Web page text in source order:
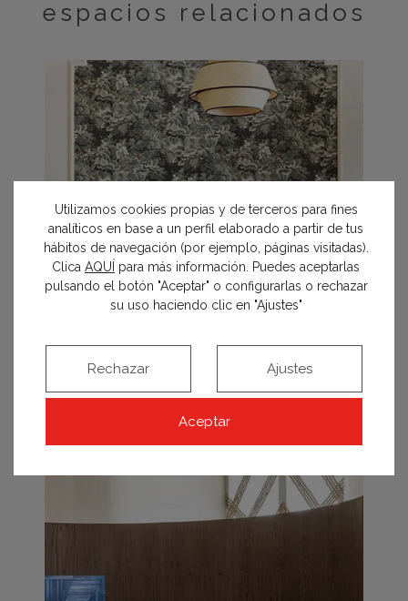
espacios relacionados
Espacio Leroy Merlin – Salón-comedor «Habiter»
Devesa & Agenjo Interiorismo
Utilizamos cookies propias y de terceros para fines
analíticos en base a un perfil elaborado a partir de tus
hábitos de navegación (por ejemplo, páginas visitadas).
Clica AQUÍ para más información. Puedes aceptarlas
pulsando el botón "Aceptar" o configurarlas o rechazar
su uso haciendo clic en "Ajustes"
Aceptar
Rechazar Ajustes